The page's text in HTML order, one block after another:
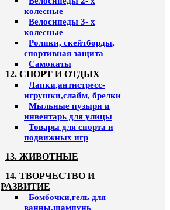
колесные
Велосипеды 3- х
колесные
Ролики, скейтборды,
спортивная защита
Самокаты
12. СПОРТ И ОТДЫХ
Лапки,антистресс-
игрушки,слайм, брелки
Мыльные пузыри и
инвентарь для улицы
Товары для спорта и
подвижных игр
13. ЖИВОТНЫЕ
14. ТВОРЧЕСТВО И
РАЗВИТИЕ
Бомбочки,гель для
ванны,шампунь